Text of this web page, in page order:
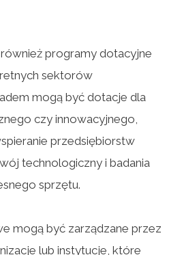
programy dotacyjne
sektorów
mogą być dotacje dla
czy innowacyjnego,
przedsiębiorstw
technologiczny i badania
sprzętu.
mogą być zarządzane przez
lub instytucje, które